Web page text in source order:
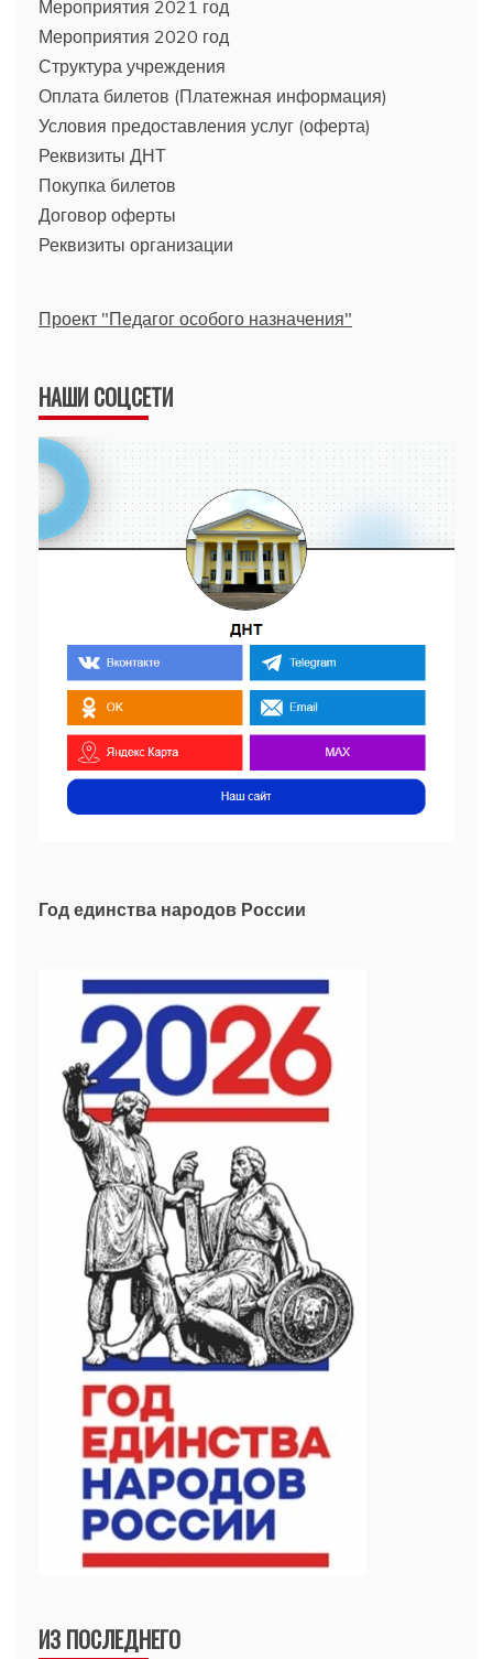
Мероприятия 2021 год
Мероприятия 2020 год
Структура учреждения
Оплата билетов (Платежная информация)
Условия предоставления услуг (оферта)
Реквизиты ДНТ
Покупка билетов
Договор оферты
Реквизиты организации
Проект "Педагог особого назначения"
НАШИ СОЦСЕТИ
Год единства народов России
ИЗ ПОСЛЕДНЕГО